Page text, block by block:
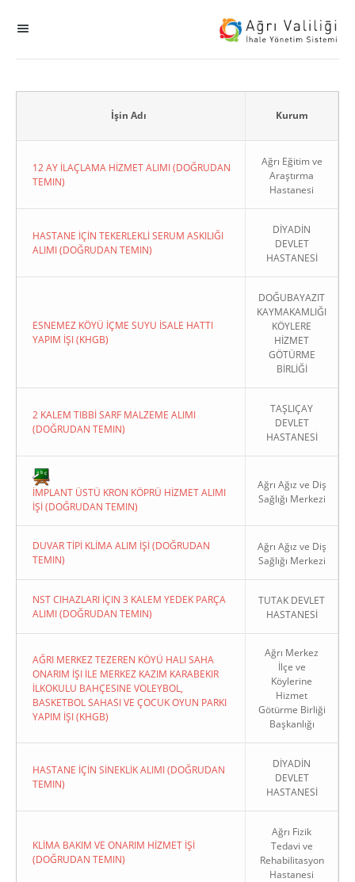
KHGB
İşin Adı Kurum
12 AY İLAÇLAMA HİZMET ALIMI (DOĞRUDAN
TEMIN)
Ağrı Eğitim ve
Araştırma
Hastanesi
HASTANE İÇİN TEKERLEKLİ SERUM ASKILIĞI
ALIMI (DOĞRUDAN TEMIN)
DİYADİN
DEVLET
HASTANESİ
ESNEMEZ KÖYÜ İÇME SUYU İSALE HATTI
YAPIM İŞI (KHGB)
DOĞUBAYAZIT
KAYMAKAMLIĞI
KÖYLERE
HİZMET
GÖTÜRME
BİRLİĞİ
2 KALEM TIBBİ SARF MALZEME ALIMI
(DOĞRUDAN TEMIN)
TAŞLIÇAY
DEVLET
HASTANESİ
İMPLANT ÜSTÜ KRON KÖPRÜ HİZMET ALIMI
İŞİ (DOĞRUDAN TEMIN)
Ağrı Ağız ve Diş
Sağlığı Merkezi
DUVAR TİPİ KLİMA ALIM İŞİ (DOĞRUDAN
TEMIN)
Ağrı Ağız ve Diş
Sağlığı Merkezi
NST CIHAZLARI İÇIN 3 KALEM YEDEK PARÇA
ALIMI (DOĞRUDAN TEMIN)
TUTAK DEVLET
HASTANESİ
AĞRI MERKEZ TEZEREN KÖYÜ HALI SAHA
ONARIM İŞI İLE MERKEZ KAZIM KARABEKIR
İLKOKULU BAHÇESINE VOLEYBOL,
BASKETBOL SAHASI VE ÇOCUK OYUN PARKI
YAPIM İŞI (KHGB)
Ağrı Merkez
İlçe ve
Köylerine
Hizmet
Götürme Birliği
Başkanlığı
HASTANE İÇİN SİNEKLİK ALIMI (DOĞRUDAN
TEMIN)
DİYADİN
DEVLET
HASTANESİ
KLİMA BAKIM VE ONARIM HİZMET İŞİ
(DOĞRUDAN TEMIN)
Ağrı Fizik
Tedavi ve
Rehabilitasyon
Hastanesi